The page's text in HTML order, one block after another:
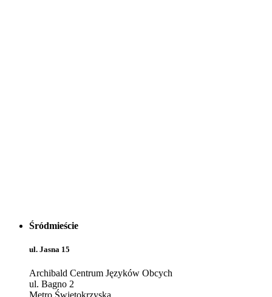
Śródmieście
ul. Jasna 15
Archibald Centrum Języków Obcych
ul. Bagno 2
Metro Świętokrzyska